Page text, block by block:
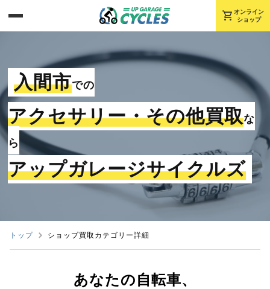
shopping_cart オンライン
ショップ
入間市での
アクセサリー・その他買取な
ら
アップガレージサイクルズ
トップ ショップ買取カテゴリー詳細
あなたの自転車、